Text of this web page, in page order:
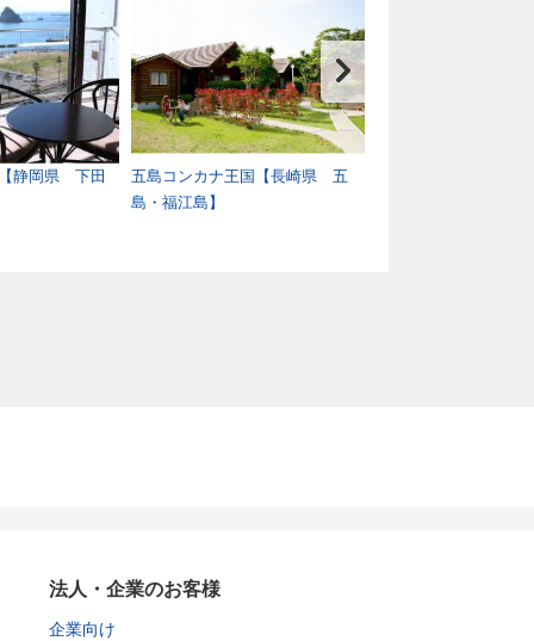
静岡県 下田
五島コンカナ王国【長崎県 五
島・福江島】
法人・企業のお客様
企業向け